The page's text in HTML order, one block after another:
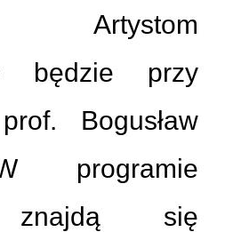
Artystom
będzie przy
Bogusław
programie
znajdą się